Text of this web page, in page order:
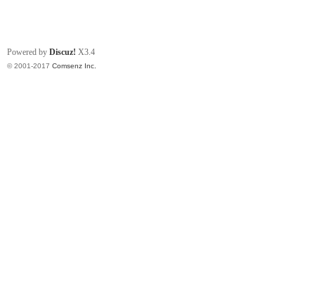
Powered by Discuz! X3.4
© 2001-2017 Comsenz Inc.